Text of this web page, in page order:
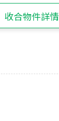
收合物件詳情